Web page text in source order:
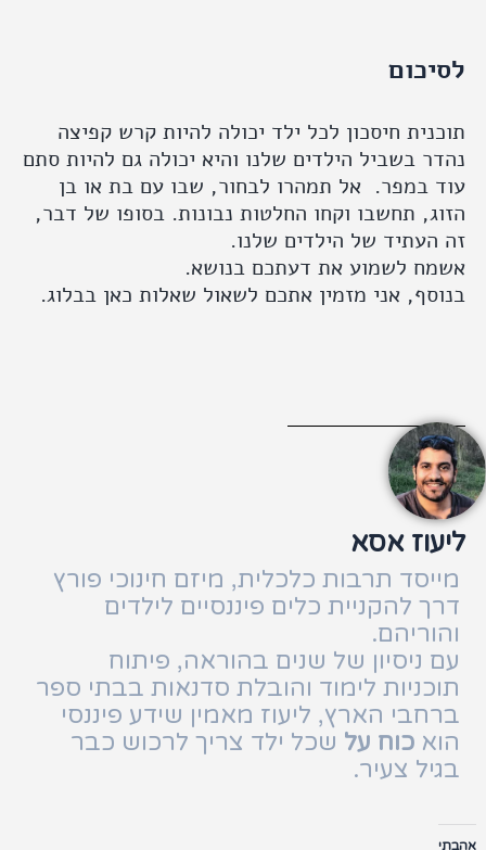
חיסכון לכל ילד יכולה להיות קרש קפיצה
בשביל הילדים שלנו והיא יכולה גם להיות סתם
במפר. אל תמהרו לבחור, שבו עם בת או בן
תחשבו וקחו החלטות נבונות. בסופו של דבר,
של הילדים שלנו.
לשמוע את דעתכם בנושא.
אני מזמין אתכם לשאול שאלות כאן בבלוג.
אסא
תרבות כלכלית, מיזם חינוכי פורץ
להקניית כלים פיננסיים לילדים
ניסיון של שנים בהוראה, פיתוח
לימוד והובלת סדנאות בבתי ספר
הארץ, ליעוז מאמין שידע פיננסי
כוח עלשכל ילד צריך לרכוש כבר
צעיר.